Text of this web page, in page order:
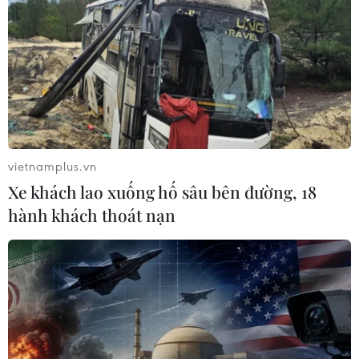
Ngành Hải quan đẩy mạnh cải cách
thể chế và hiện đại hóa công tác
quản lý
05/08/2026 12:35
Ngân hàng trước làn sóng AI: Dữ liệu
là đòn bẩy, quản trị là chìa khóa
Standard Chartered huy động thành
công khoản vay xã hội 721 triệu USD
cho HDBank
05/08/2026 07:46
vietnamplus.vn
Xe khách lao xuống hố sâu bên đường, 18
hành khách thoát nạn